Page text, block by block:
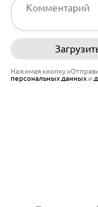
Нажимая кнопку
персональных данныхи